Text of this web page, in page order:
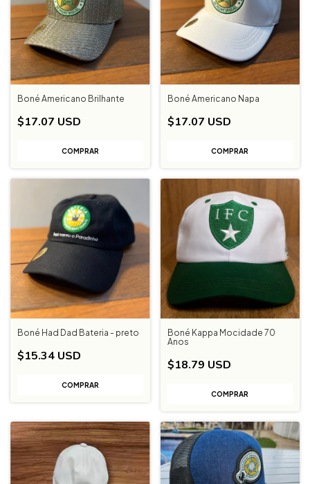
Boné Americano Brilhante
$17.07 USD
COMPRAR
Boné Americano Napa
$17.07 USD
Boné Had Dad Bateria - preto
$15.34 USD
Boné Kappa Mocidade 70
Anos
$18.79 USD